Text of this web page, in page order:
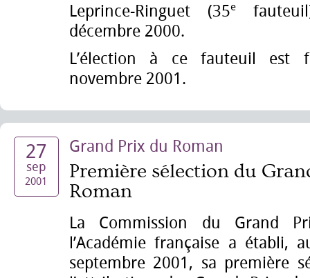
Leprince-Ringuet (35e
décembre 2000.
L’élection à ce fauteuil est
novembre 2001.
27
sep
2001
Grand Prix du Roman
Première sélection du
Roman
La Commission du Grand
l’Académie française a établi,
septembre 2001, sa première